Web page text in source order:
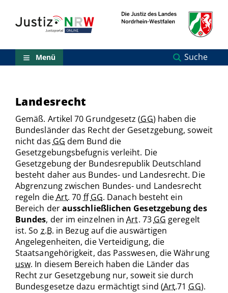
Inhalt
(Sprungmarken)
Menü
Zur
Entscheidungssuche
Zur
Hauptnavigation
Zum
aktuellen
Inhalt
Zu
ausgewählten
Links
zu
einzelnen
Seiten
Menü Suche
Landesrecht
Gemäß. Artikel 70 Grundgesetz (GG) haben die
Bundesländer das Recht der Gesetzgebung, soweit
nicht das GG dem Bund die
Gesetzgebungsbefugnis verleiht. Die
Gesetzgebung der Bundesrepublik Deutschland
besteht daher aus Bundes- und Landesrecht. Die
Abgrenzung zwischen Bundes- und Landesrecht
regeln dieArt. 70 ff GG. Danach besteht ein
Bereich derausschließlichen Gesetzgebung des
Bundes, der im einzelnen inArt. 73 GG geregelt
ist. So z.B. in Bezug auf die auswärtigen
Angelegenheiten, die Verteidigung, die
Staatsangehörigkeit, das Passwesen, die Währung
usw. In diesem Bereich haben die Länder das
Recht zur Gesetzgebung nur, soweit sie durch
Bundesgesetze dazu ermächtigt sind (Art.71 GG).